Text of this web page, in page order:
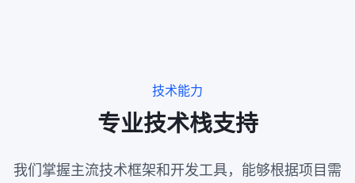
技术能力
专业技术栈支持
我们掌握主流技术框架和开发工具，能够根据项目需